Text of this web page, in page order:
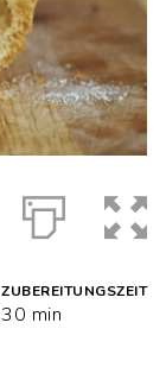
ZUBEREITUNGSZEIT
30 min